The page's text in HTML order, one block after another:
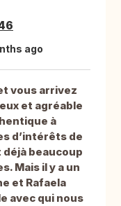
ago
vous arrivez
et agréable
à
d’intérêts de
beaucoup
Mais il y a un
et Rafaela
avec qui nous